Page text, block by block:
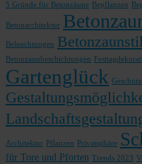
5 Gründe für Betonzäune Bepflanzen
Betonarchitektur
Beleuchtungen
Betonzaunbeschichtungen
Gartenglück
Architektur Pflanzen Privatsphäre
für Tore und Pforten Trends 2023